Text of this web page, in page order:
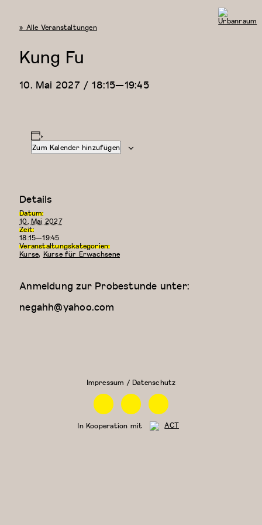
« Alle Veranstaltungen
Kung Fu
10. Mai 2027 / 18:15—19:45
Anmeldung zur Probestunde unter:
negahh@yahoo.com
Zum Kalender hinzufügen
Details
Datum:
10. Mai 2027
Zeit:
18:15—19:45
Veranstaltungskategorien:
Kurse, Kurse für Erwachsene
Impressum / Datenschutz
FacebookInstagramLinkedin
In Kooperation mit